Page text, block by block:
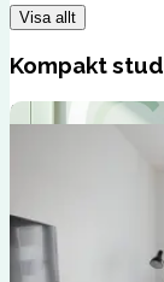
Visa allt
Kompakt